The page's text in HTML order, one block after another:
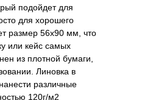
подойдет для
для хорошего
размер 56x90 мм, что
или кейс самых
из плотной бумаги,
Линовка в
различные
120г/м2